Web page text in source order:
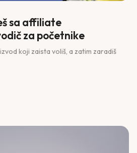
sa affiliate
za početnike
koji zaista voliš, a zatim zaradiš